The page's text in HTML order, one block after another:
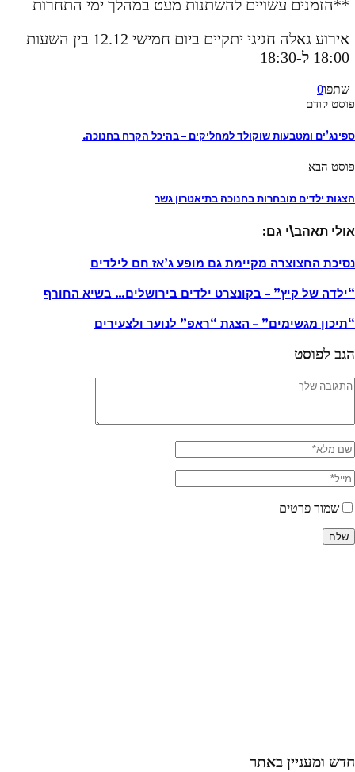
**הזמנים עשויים להשתנות מעט במהלך ימי התחרות
אירוע גאלה חגיגי יתקיים ביום חמישי 12.12 בין השעות
18:00 ל-18:30
שתפו0
פוסט קודם
ספינג’ים ומטבעות שוקולד למחליקים – בהיכל הקרח בחנוכה.
פוסט הבא
הצגות ילדים מובחרות בחנוכה בתיאטרון גשר
אולי תאהב\י גם:
נסיכת החצוצרה מקיימת גם מופע ג’אז חם לילדים
“ילדה של קיץ” – בקונצרט ילדים בירושלים… בשיא החורף
“תיכון מגשימים” – הצגת “ראפ” לנוער ולצעירים
הגב לפוסט
שמור פרטים
חדש ומעניין באתר